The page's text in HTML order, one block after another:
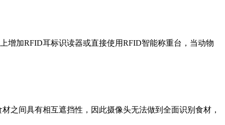
增加RFID耳标识读器或直接使用RFID智能称重台，当动物
之间具有相互遮挡性，因此摄像头无法做到全面识别食材，